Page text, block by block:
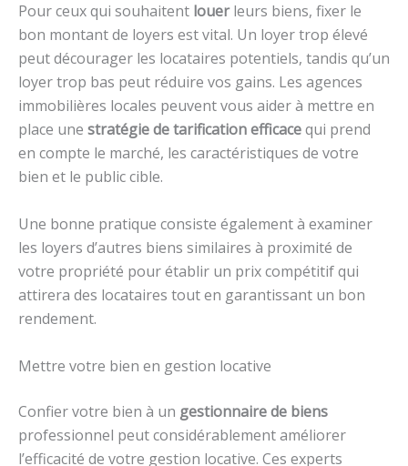
Pour ceux qui souhaitent louerleurs biens, fixer le
bon montant de loyers est vital. Un loyer trop élevé
peut décourager les locataires potentiels, tandis qu’un
loyer trop bas peut réduire vos gains. Les agences
immobilières locales peuvent vous aider à mettre en
place une stratégie de tarification efficacequi prend
en compte le marché, les caractéristiques de votre
bien et le public cible.
Une bonne pratique consiste également à examiner
les loyers d’autres biens similaires à proximité de
votre propriété pour établir un prix compétitif qui
attirera des locataires tout en garantissant un bon
rendement.
Mettre votre bien en gestion locative
Confier votre bien à un gestionnaire de biens
professionnel peut considérablement améliorer
l’efficacité de votre gestion locative. Ces experts